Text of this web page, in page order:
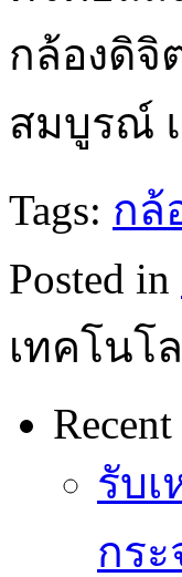
กล้องดิจิ
สมบูรณ์
Tags: กล้
Posted in
เทคโนโ
Recent
รับ
กร